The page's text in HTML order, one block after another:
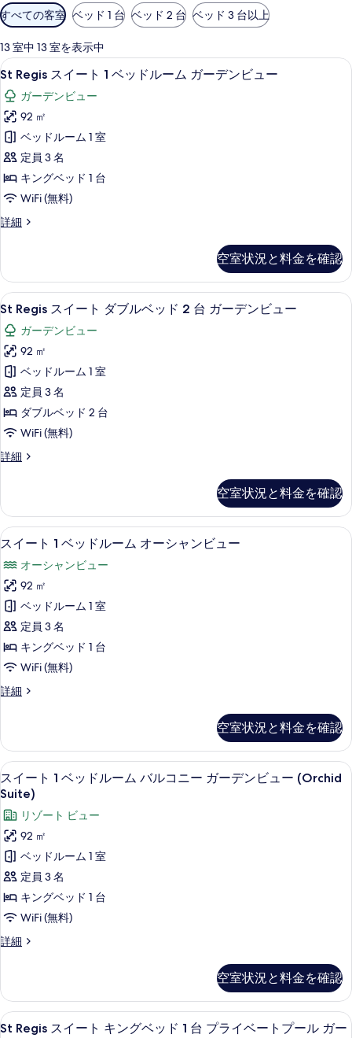
利
用
可
能
な
客
室
の
絞
り
込
み
条
すべての客室 ベッド 1 台 ベッド 2 台 ベッド 3 台以上
13 室中 13 室を表示中
St
Regis
ス
イ
ー
ト
1
ベ
ッ
ー
ム
ガ
ー
デ
ン
ビ
ュ
ー
の
べ
て
の
写
真
を
表
示
す
る
St Regis スイート 1 ベッドルーム ガ
6
St Regis スイート 1 ベッドルーム ガーデンビュー
ガーデンビュー
92 ㎡
ベッドルーム 1 室
定員 3 名
キングベッド 1 台
WiFi (無料)
詳細
St
ー
ト
1
ッ
ド
ル
ー
ム
ガ
ー
デ
ビ
の
詳
細
空室状況と料金を確認
St
Regis
ス
イ
ー
ト
ダ
ブ
ル
ド
2
台
ガ
ー
デ
ン
ビ
ュ
ー
す
べ
て
の
写
真
を
表
示
す
る
St Regis スイート ダブルベッド 2
5
St Regis スイート ダブルベッド 2 台 ガーデンビュー
ガーデンビュー
92 ㎡
ベッドルーム 1 室
定員 3 名
ダブルベッド 2 台
WiFi (無料)
詳細
St
ー
ト
ダ
ル
ベ
ッ
ド
2
台
ガ
ー
ン
ー
の
詳
細
空室状況と料金を確認
ス
ー
ト
ベ
ッ
ド
ル
ム
オ
ー
シ
ャ
ン
ビ
ュ
ー
の
す
の
写
スイート 1 ベッドルーム オーシャン
6
スイート 1 ベッドルーム オーシャンビュー
オーシャンビュー
92 ㎡
ベッドルーム 1 室
定員 3 名
キングベッド 1 台
WiFi (無料)
詳細
ス
1
ベ
ッ
ド
ー
ム
オ
ー
シ
ン
ビ
ー
空室状況と料金を確認
ス
イ
ー
ト
ベ
ッ
ド
ー
バ
ル
コ
スイート 1 ベッドルーム バルコニ
6
スイート 1 ベッドルーム バルコニー ガーデンビュー (Orchid
Suite)
リゾート ビュー
92 ㎡
ベッドルーム 1 室
定員 3 名
キングベッド 1 台
WiFi (無料)
詳細
ス
1
ベ
ッ
空室状況と料金を確認
St
St Regis スイート キングベッド 1
8
St Regis スイート キングベッド 1 台 プライベートプール ガー